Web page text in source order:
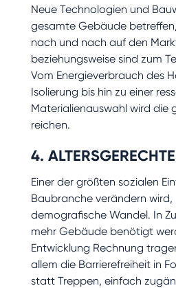
Neue Technologien und
gesamte Gebäude
nach und nach auf den
beziehungsweise sind zum
Vom Energieverbrauch des
Isolierung bis hin zu einer
Materialienauswahl wird die
reichen.
4.
Einer der größten sozialen
Baubranche verändern wird,
demografische Wandel. In
mehr Gebäude benötigt
Entwicklung Rechnung
allem die Barrierefreiheit in
statt Treppen, einfach